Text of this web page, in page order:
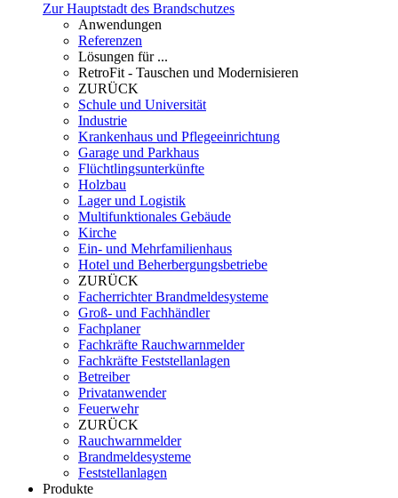
Zur Hauptstadt des Brandschutzes
Anwendungen
Referenzen
Lösungen für ...
RetroFit - Tauschen und Modernisieren
ZURÜCK
Schule und Universität
Industrie
Krankenhaus und Pflegeeinrichtung
Garage und Parkhaus
Flüchtlingsunterkünfte
Holzbau
Lager und Logistik
Multifunktionales Gebäude
Kirche
Ein- und Mehrfamilienhaus
Hotel und Beherbergungsbetriebe
ZURÜCK
Facherrichter Brandmeldesysteme
Groß- und Fachhändler
Fachplaner
Fachkräfte Rauchwarnmelder
Fachkräfte Feststellanlagen
Betreiber
Privatanwender
Feuerwehr
ZURÜCK
Rauchwarnmelder
Brandmeldesysteme
Feststellanlagen
Produkte